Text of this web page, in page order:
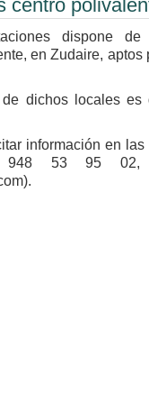
centro
dispone de
en Zudaire, aptos
dichos locales es
información en las
948 53 95 02,